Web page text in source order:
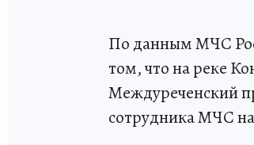
По данным МЧС
том, что на реке
Междуреченский
сотрудника МЧС